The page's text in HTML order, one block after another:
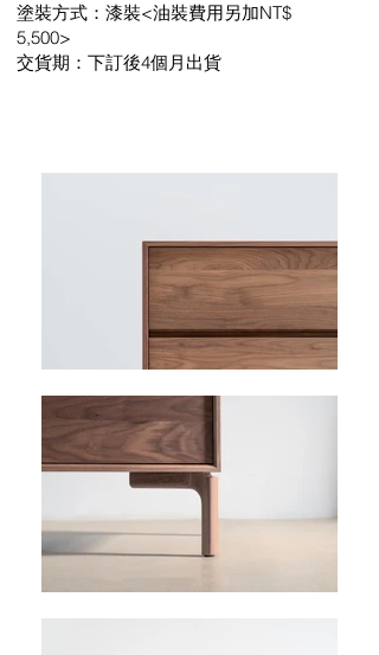
塗裝方式：漆裝<油裝費用另加NT$
5,500>
交貨期：下訂後4個月出貨